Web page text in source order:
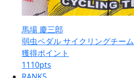
馬場 慶三郎
弱虫ペダル サイクリングチーム
獲得ポイント
1110pts